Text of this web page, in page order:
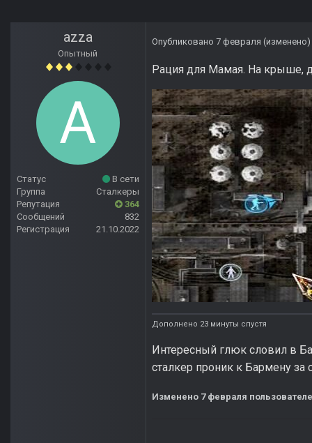
azza
Опытный
Статус
В сети
Группа
Сталкеры
Репутация
364
Сообщений
832
Регистрация
21.10.2022
Опубликовано 7 февраля (изменено)
Рация для Мамая. На крыше,
Дополнено 23 минуты спустя
Интересный глюк словил в
сталкер проник к Бармену за
Изменено 7 февраля